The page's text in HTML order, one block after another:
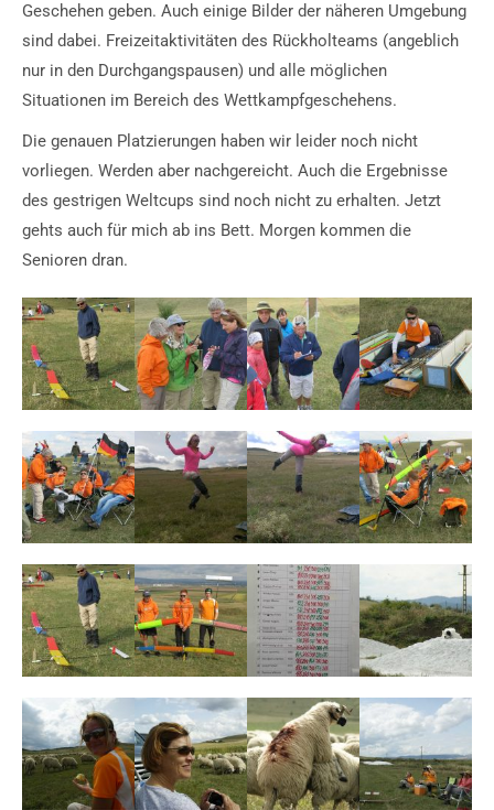
Geschehen geben. Auch einige Bilder der näheren Umgebung
sind dabei. Freizeitaktivitäten des Rückholteams (angeblich
nur in den Durchgangspausen) und alle möglichen
Situationen im Bereich des Wettkampfgeschehens.
Die genauen Platzierungen haben wir leider noch nicht
vorliegen. Werden aber nachgereicht. Auch die Ergebnisse
des gestrigen Weltcups sind noch nicht zu erhalten. Jetzt
gehts auch für mich ab ins Bett. Morgen kommen die
Senioren dran.